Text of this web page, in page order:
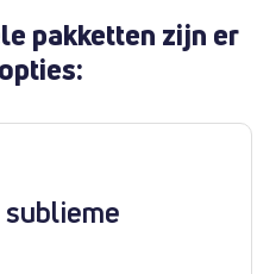
pakketten zijn er